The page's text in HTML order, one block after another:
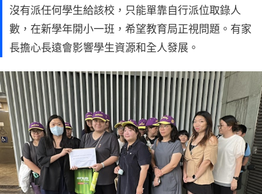
沒有派任何學生給該校，只能單靠自行派位取錄人
數，在新學年開小一班，希望教育局正視問題。有家
長擔心長遠會影響學生資源和全人發展。